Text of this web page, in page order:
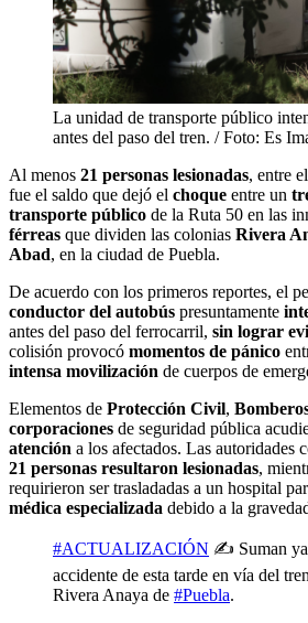
La unidad de transporte público
antes del paso del tren. / Foto: Es
Al menos 21 personas lesionadas, entre
fue el saldo que dejó el choque entre un
transporte público de la Ruta 50 en las
férreas que dividen las colonias Rivera
Abad, en la ciudad de Puebla.
De acuerdo con los primeros reportes, el
conductor del autobús presuntamente
antes del paso del ferrocarril, sin lograr
colisión provocó momentos de pánico
intensa movilización de cuerpos de
Elementos de Protección Civil,
corporaciones de seguridad pública
atención a los afectados. Las autoridades
21 personas resultaron lesionadas,
requirieron ser trasladadas a un hospital
médica especializada debido a la
#ACTUALIZACIÓN ✍️ Suman ya
accidente de esta tarde en vía del
Rivera Anaya de #Puebla.